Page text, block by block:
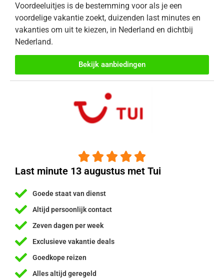
Voordeeluitjes is de bestemming voor als je een
voordelige vakantie zoekt, duizenden last minutes en
vakanties om uit te kiezen, in Nederland en dichtbij
Nederland.
Bekijk aanbiedingen
    
Last minute 13 augustus met Tui
Goede staat van dienst
Altijd persoonlijk contact
Zeven dagen per week
Exclusieve vakantie deals
Goedkope reizen
Alles altijd geregeld